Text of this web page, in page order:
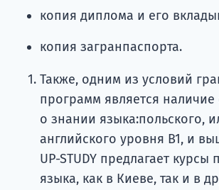
копия диплома и его
копия загранпаспорта.
Также, одним из условий
программ является наличие
о знании языка:польского,
английского уровня В1, и
UP-STUDY предлагает курсы
языка, как в Киеве, так и в